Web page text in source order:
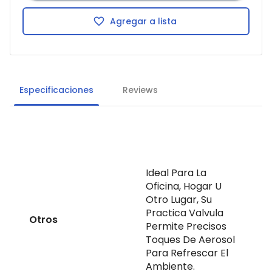
Agregar a lista
Especificaciones Reviews
Otros
Ideal Para La
Oficina, Hogar U
Otro Lugar, Su
Practica Valvula
Permite Precisos
Toques De Aerosol
Para Refrescar El
Ambiente.